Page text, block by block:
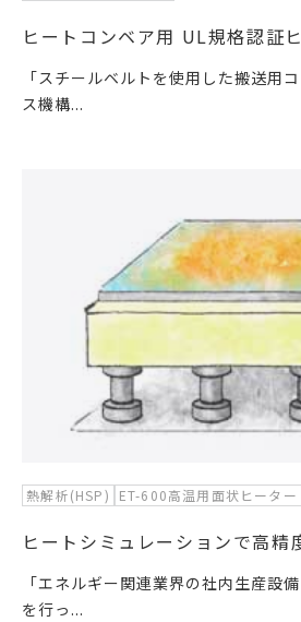
ヒートコンベア用 UL規格認証
「スチールベルトを使用した搬送用
ス機構...
熱解析(HSP) ET-600高温用面状ヒーター
ヒートシミュレーションで高精
「エネルギー関連業界の社内生産設
を行っ...